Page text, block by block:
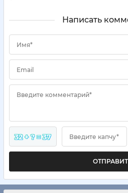
Написать
Имя*
Email
Введите комментарий*
32 + ? = 37 Введите капчу*